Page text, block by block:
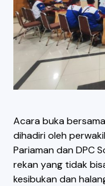
Acara buka
dihadiri oleh
Pariaman dan DPC
rekan yang tidak
kesibukan dan